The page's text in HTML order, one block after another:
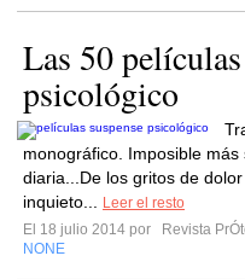
Las 50
psicológico
monográfico. Imposible
diaria...De los gritos de
inquieto...
Leer el resto
El 18 julio 2014 por
Revista
NONE